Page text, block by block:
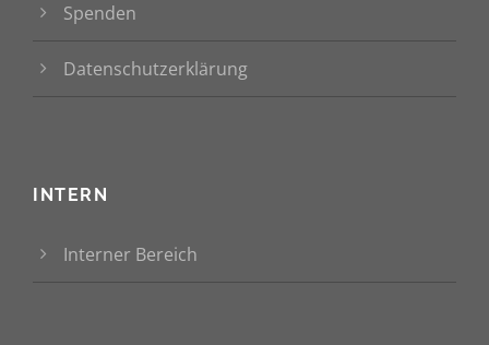
Spenden
Datenschutzerklärung
INTERN
Interner Bereich